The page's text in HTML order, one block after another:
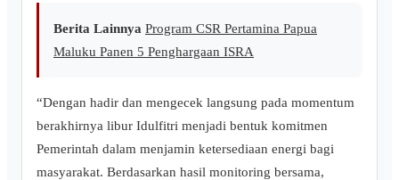
Berita Lainnya Program CSR Pertamina Papua
Maluku Panen 5 Penghargaan ISRA
“Dengan hadir dan mengecek langsung pada momentum
berakhirnya libur Idulfitri menjadi bentuk komitmen
Pemerintah dalam menjamin ketersediaan energi bagi
masyarakat. Berdasarkan hasil monitoring bersama,